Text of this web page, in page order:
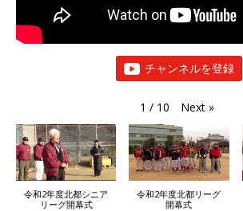
チャンネルを登録
1 / 10 Next »
令和2年度北都シニア
リーグ開幕式
令和2年度北都リーグ
開幕式